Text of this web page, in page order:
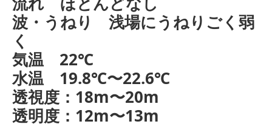
波・うねり 浅場にうねりごく弱
く
気温 22℃
水温 19.8℃〜22.6℃
透視度：18m〜20m
透明度：12m〜13m